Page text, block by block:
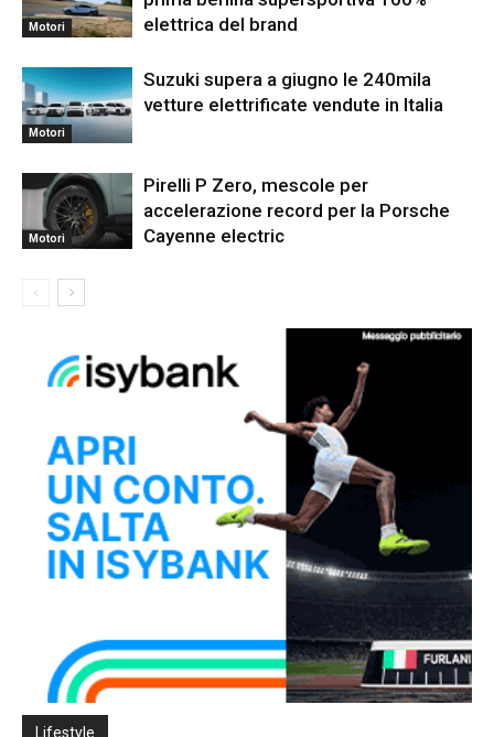
Motori
elettrica del brand
Motori
Suzuki supera a giugno le 240mila
vetture elettrificate vendute in Italia
Motori
Pirelli P Zero, mescole per
accelerazione record per la Porsche
Cayenne electric
Lifestyle